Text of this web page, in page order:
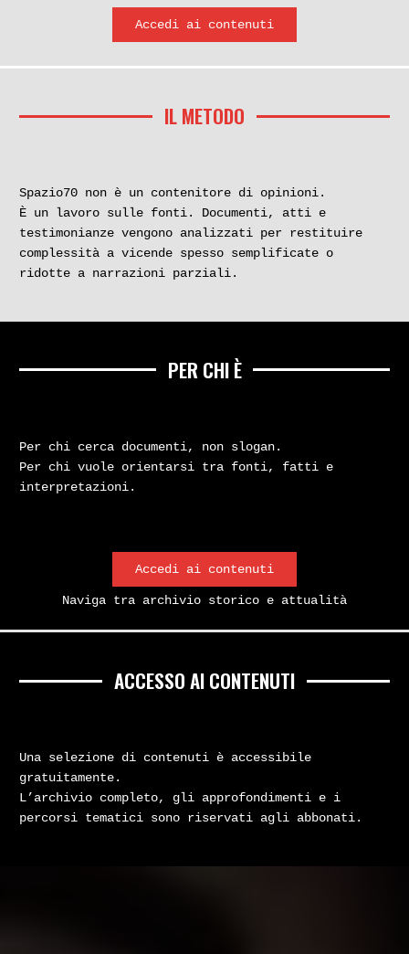
Accedi ai contenuti
IL METODO
Spazio70 non è un contenitore di opinioni.
È un lavoro sulle fonti. Documenti, atti e
testimonianze vengono analizzati per restituire
complessità a vicende spesso semplificate o
ridotte a narrazioni parziali.
PER CHI È
Per chi cerca documenti, non slogan.
Per chi vuole orientarsi tra fonti, fatti e
interpretazioni.
Accedi ai contenuti
Naviga tra archivio storico e attualità
ACCESSO AI CONTENUTI
Una selezione di contenuti è accessibile
gratuitamente.
L’archivio completo, gli approfondimenti e i
percorsi tematici sono riservati agli abbonati.